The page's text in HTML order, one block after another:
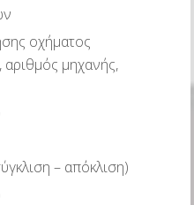
οχήματος
αριθμός μηχανής,
– απόκλιση)